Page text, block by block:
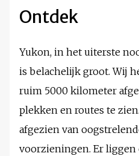
Ontdek
Yukon, in het uiterste
is belachelijk groot. Wij
ruim 5000 kilometer
plekken en routes te
afgezien van
voorzieningen. Er